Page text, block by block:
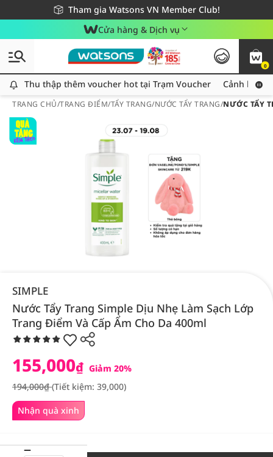
Tham gia Watsons VN Member Club!
Miễn phí giao hàng cho đơn hàng từ 249,000Đ
Giao hàng nhanh 24h - Áp dụng khu vực TP. Hồ Chí Minh
Cửa hàng & Dịch vụ
0
Thu thập thêm voucher hot tại Trạm Voucher
Thu thập thêm voucher hot tại Trạm Voucher Cảnh báo
TRANG CHỦ/TRANG ĐIỂM/TẨY TRANG/NƯỚC TẨY TRANG/NƯỚC TẨY
SIMPLE
Nước Tẩy Trang Simple Dịu Nhẹ Làm Sạch Lớp
Trang Điểm Và Cấp Ẩm Cho Da 400ml
Nhận quà xinh
155,000₫ Giảm 20%
194,000₫(Tiết kiệm: 39,000)